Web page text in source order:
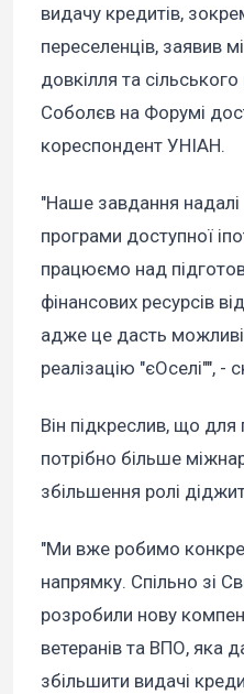
видачу кредитів,
переселенців, заявив
довкілля та
Соболєв на Форумі
кореспондент УНІАН.
"Наше завдання
програми доступної
працюємо над
фінансових ресурсів
адже це дасть
реалізацію "єОселі"", -
Він підкреслив, що
потрібно більше
збільшення ролі
"Ми вже робимо
напрямку. Спільно зі
розробили нову
ветеранів та ВПО, яка
збільшити видачі